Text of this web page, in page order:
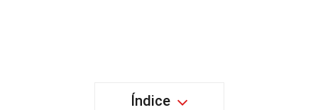
Índice